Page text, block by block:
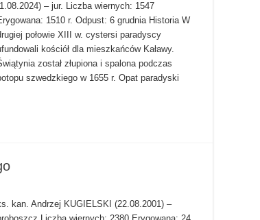
– jur. Liczba wiernych: 1547
1510 r. Odpust: 6 grudnia Historia W
połowie XIII w. cystersi paradyscy
kościół dla mieszkańców Kaławy.
został złupiona i spalona podczas
szwedzkiego w 1655 r. Opat paradyski
kan. Andrzej KUGIELSKI (22.08.2001) –